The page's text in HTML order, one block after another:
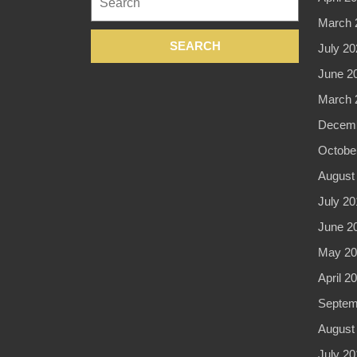
for:
March
July
June
March
August
July
June
May
April
August